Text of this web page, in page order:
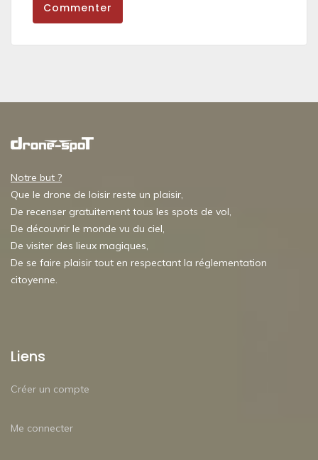
Commenter
Notre but ?
Que le drone de loisir reste un plaisir,
De recenser gratuitement tous les spots de vol,
De découvrir le monde vu du ciel,
De visiter des lieux magiques,
De se faire plaisir tout en respectant la réglementation
citoyenne.
Liens
Créer un compte
Me connecter